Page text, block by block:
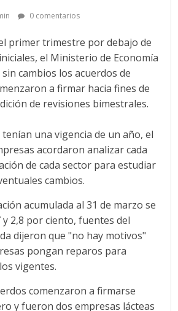
0 comentarios
primer trimestre por debajo de
el Ministerio de Economía
cambios los acuerdos de
a firmar hacia fines de
de revisiones bimestrales.
una vigencia de un año, el
acordaron analizar cada
de cada sector para estudiar
cambios.
acumulada al 31 de marzo se
2,8 por ciento, fuentes del
dijeron que "no hay motivos"
pongan reparos para
vigentes.
comenzaron a firmarse
y fueron dos empresas lácteas